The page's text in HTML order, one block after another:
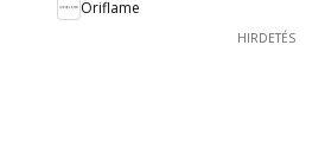
Oriflame
HIRDETÉS